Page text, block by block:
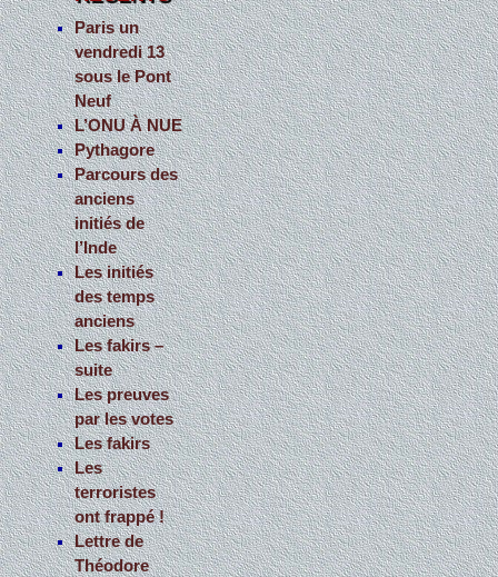
c
h
e
r
:
Paris un
vendredi 13
sous le Pont
Neuf
L’ONU À NUE
Pythagore
Parcours des
anciens
initiés de
l’Inde
Les initiés
des temps
anciens
Les fakirs –
suite
Les preuves
par les votes
Les fakirs
Les
terroristes
ont frappé !
Lettre de
Théodore